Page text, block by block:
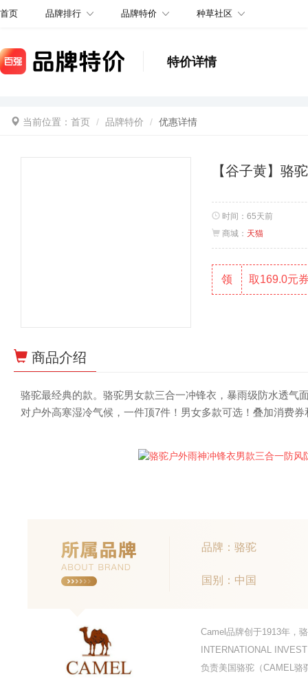
首页 品牌排行 品牌特价 种草社区
特价详情
当前位置： 首页 品牌特价 优惠详情
【谷子黄】骆
时间： 65天前
商城： 天猫
领 取169.0元
商品介绍
骆驼最经典的款。骆驼男女款三合一冲锋衣，暴雨级防水透气
对户外高寒湿冷气候，一件顶7件！男女多款可选！叠加消费
品牌：骆驼
国别：中国
Camel品牌创于1913年，
INTERNATIONAL
负责美国骆驼（CAMEL